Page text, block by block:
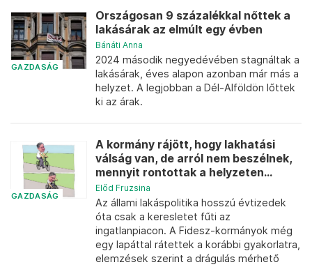
GAZDASÁG
Országosan 9 százalékkal nőttek a
lakásárak az elmúlt egy évben
Bánáti Anna
2024 második negyedévében stagnáltak a
lakásárak, éves alapon azonban már más a
helyzet. A legjobban a Dél-Alföldön lőttek
ki az árak.
GAZDASÁG
A kormány rájött, hogy lakhatási
válság van, de arról nem beszélnek,
mennyit rontottak a helyzeten...
Előd Fruzsina
Az állami lakáspolitika hosszú évtizedek
óta csak a keresletet fűti az
ingatlanpiacon. A Fidesz-kormányok még
egy lapáttal rátettek a korábbi gyakorlatra,
elemzések szerint a drágulás mérhető